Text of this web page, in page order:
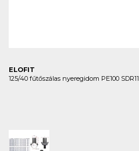
ELOFIT
125/40 fűtőszálas nyeregidom PE100 SDR11